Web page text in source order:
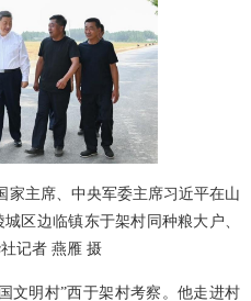
家主席、中央军委主席习近平在山
区边临镇东于架村同种粮大户、
记者 燕雁 摄
文明村”西于架村考察。他走进村